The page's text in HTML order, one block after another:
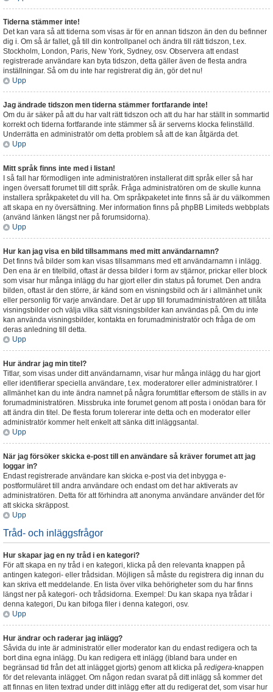
Tiderna stämmer inte!
Det kan vara så att tiderna som visas är för en annan tidszon än den du befinner
dig i. Om så är fallet, gå till din kontrollpanel och ändra till rätt tidszon, t.ex.
Stockholm, London, Paris, New York, Sydney, osv. Observera att endast
registrerade användare kan byta tidszon, detta gäller även de flesta andra
inställningar. Så om du inte har registrerat dig än, gör det nu!
Upp
Jag ändrade tidszon men tiderna stämmer fortfarande inte!
Om du är säker på att du har valt rätt tidszon och att du har har ställt in sommartid
korrekt och tiderna fortfarande inte stämmer så är serverns klocka felinställd.
Underrätta en administratör om detta problem så att de kan åtgärda det.
Upp
Mitt språk finns inte med i listan!
I så fall har förmodligen inte administratören installerat ditt språk eller så har
ingen översatt forumet till ditt språk. Fråga administratören om de skulle kunna
installera språkpaketet du vill ha. Om språkpaketet inte finns så är du välkommen
att skapa en ny översättning. Mer information finns på phpBB Limiteds webbplats
(använd länken längst ner på forumsidorna).
Upp
Hur kan jag visa en bild tillsammans med mitt användarnamn?
Det finns två bilder som kan visas tillsammans med ett användarnamn i inlägg.
Den ena är en titelbild, oftast är dessa bilder i form av stjärnor, prickar eller block
som visar hur många inlägg du har gjort eller din status på forumet. Den andra
bilden, oftast är den större, är känd som en visningsbild och är i allmänhet unik
eller personlig för varje användare. Det är upp till forumadministratören att tillåta
visningsbilder och välja vilka sätt visningsbilder kan användas på. Om du inte
kan använda visningsbilder, kontakta en forumadministratör och fråga de om
deras anledning till detta.
Upp
Hur ändrar jag min titel?
Titlar, som visas under ditt användarnamn, visar hur många inlägg du har gjort
eller identifierar speciella användare, t.ex. moderatorer eller administratörer. I
allmänhet kan du inte ändra namnet på några forumtitlar eftersom de ställs in av
forumadministratören. Missbruka inte forumet genom att posta i onödan bara för
att ändra din titel. De flesta forum tolererar inte detta och en moderator eller
administratör kommer helt enkelt att sänka ditt inläggsantal.
Upp
När jag försöker skicka e-post till en användare så kräver forumet att jag
loggar in?
Endast registrerade användare kan skicka e-post via det inbygga e-
postformuläret till andra användare och endast om det har aktiverats av
administratören. Detta för att förhindra att anonyma användare använder det för
att skicka skräppost.
Upp
Tråd- och inläggsfrågor
Hur skapar jag en ny tråd i en kategori?
För att skapa en ny tråd i en kategori, klicka på den relevanta knappen på
antingen kategori- eller trådsidan. Möjligen så måste du registrera dig innan du
kan skriva ett meddelande. En lista över vilka behörigheter som du har finns
längst ner på kategori- och trådsidorna. Exempel: Du kan skapa nya trådar i
denna kategori, Du kan bifoga filer i denna kategori, osv.
Upp
Hur ändrar och raderar jag inlägg?
Såvida du inte är administratör eller moderator kan du endast redigera och ta
bort dina egna inlägg. Du kan redigera ett inlägg (ibland bara under en
begränsad tid från det att inlägget gjorts) genom att klicka på redigera-knappen
för det relevanta inlägget. Om någon redan svarat på ditt inlägg så kommer det
att finnas en liten textrad under ditt inlägg efter att du redigerat det, som visar hur